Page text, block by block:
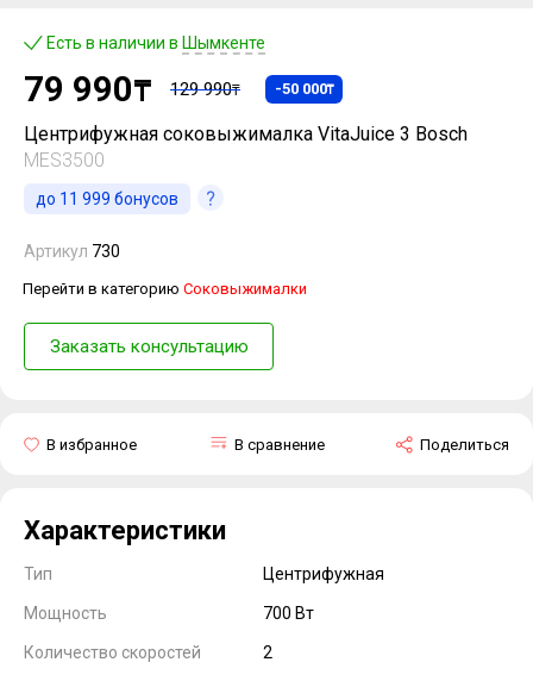
Центрифужная соковыжималка VitaJuice 3 Bosch
MES3500
Артикул 730
Перейти в категорию Соковыжималки
Заказать консультацию
Поделиться
В сравнение
В избранное
Есть в наличии в Шымкенте
до 11 999 бонусов
79 990₸ 129 990₸ -50 000₸
Характеристики
Тип Центрифужная
Мощность 700 Вт
Количество скоростей 2